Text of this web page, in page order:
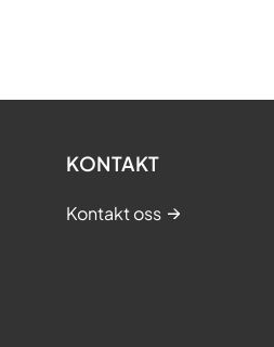
KONTAKT
Kontakt oss